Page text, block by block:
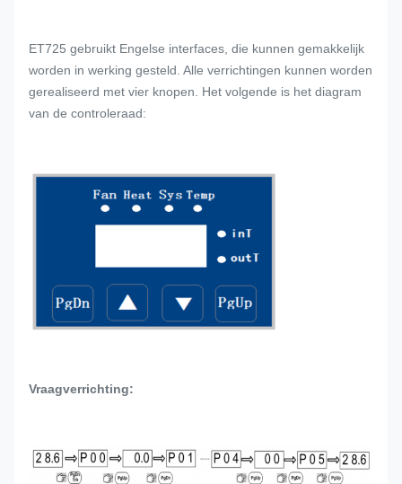
ET725 gebruikt Engelse interfaces, die kunnen gemakkelijk
worden in werking gesteld. Alle verrichtingen kunnen worden
gerealiseerd met vier knopen. Het volgende is het diagram
van de controleraad:
Vraagverrichting: